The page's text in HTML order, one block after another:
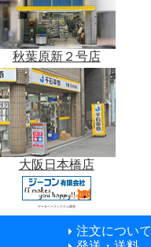
秋葉原新２号店
大阪日本橋店
データベースシステム開発
注文について